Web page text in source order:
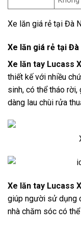
Xe lăn giá rẻ tại Đà
Xe lăn giá rẻ tại Đà
Xe lăn tay Lucass
thiết kế với nhiều
sinh, có thể tháo
dàng lau chùi rửa
Xe lăn tay Lucass
giúp người sử dụng
nhà chăm sóc có